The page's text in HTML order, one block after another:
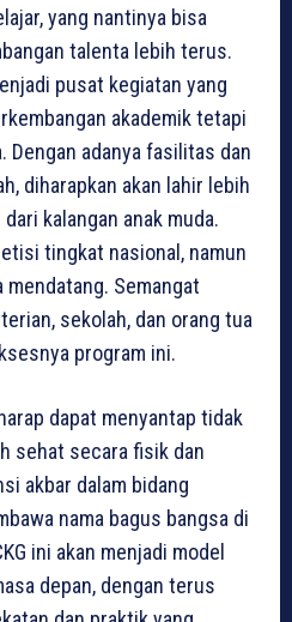
yang nantinya bisa
talenta lebih terus.
pusat kegiatan yang
akademik tetapi
Dengan adanya fasilitas dan
diharapkan akan lahir lebih
kalangan anak muda.
tingkat nasional, namun
Semangat
sekolah, dan orang tua
program ini.
dapat menyantap tidak
sehat secara fisik dan
akbar dalam bidang
nama bagus bangsa di
ini akan menjadi model
depan, dengan terus